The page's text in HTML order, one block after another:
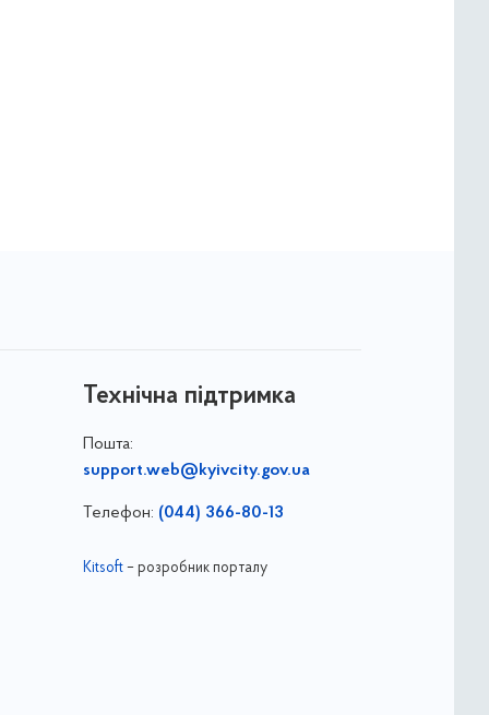
Технічна підтримка
Пошта:
support.web@kyivcity.gov.ua
Телефон: (044) 366-80-13
Kitsoft– розробник порталу